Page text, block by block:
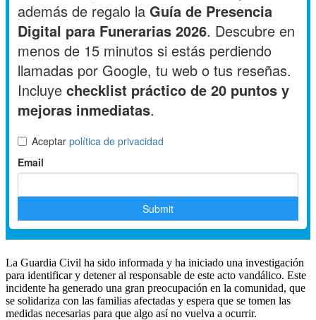
La Guardia Civil ha sido informada y ha iniciado una investigación
para identificar y detener al responsable de este acto vandálico. Este
incidente ha generado una gran preocupación en la comunidad, que
se solidariza con las familias afectadas y espera que se tomen las
medidas necesarias para que algo así no vuelva a ocurrir.